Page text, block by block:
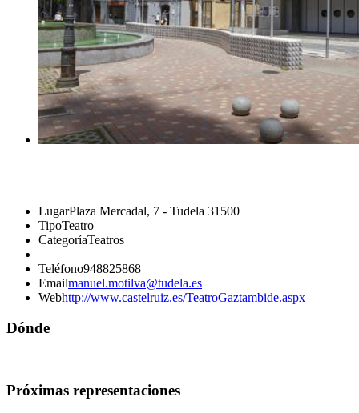
LugarPlaza Mercadal, 7 - Tudela 31500
TipoTeatro
CategoríaTeatros
Teléfono948825868
Emailmanuel.motilva@tudela.es
Webhttp://www.castelruiz.es/TeatroGaztambide.aspx
Dónde
Próximas representaciones